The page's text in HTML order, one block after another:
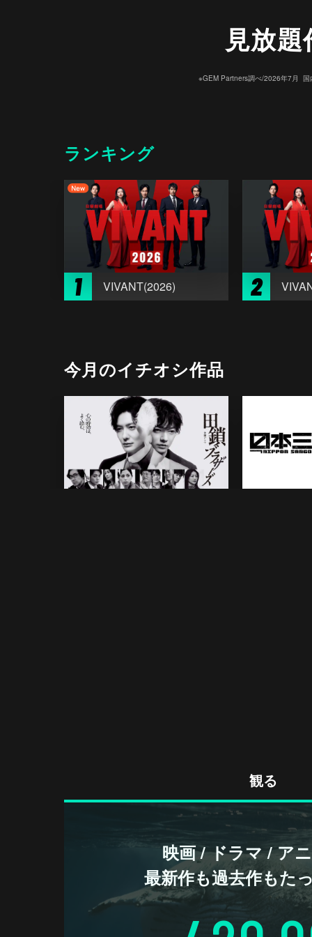
見放
※GEM Partners調べ/2026年7⽉ 国
ランキング
1 VIVANT(2026) 2
今月のイチオシ作品
観る
映画 / ドラマ / ア
最新作も過去作もた